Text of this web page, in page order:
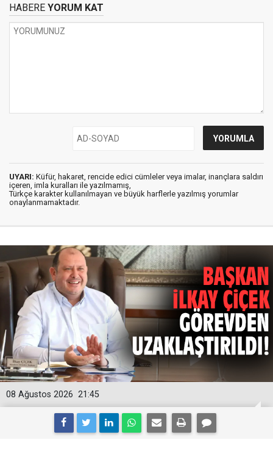
HABERE YORUM KAT
UYARI: Küfür, hakaret, rencide edici cümleler veya imalar, inançlara saldırı
içeren, imla kuralları ile yazılmamış,
Türkçe karakter kullanılmayan ve büyük harflerle yazılmış yorumlar
onaylanmamaktadır.
21:45
08 Ağustos 2026